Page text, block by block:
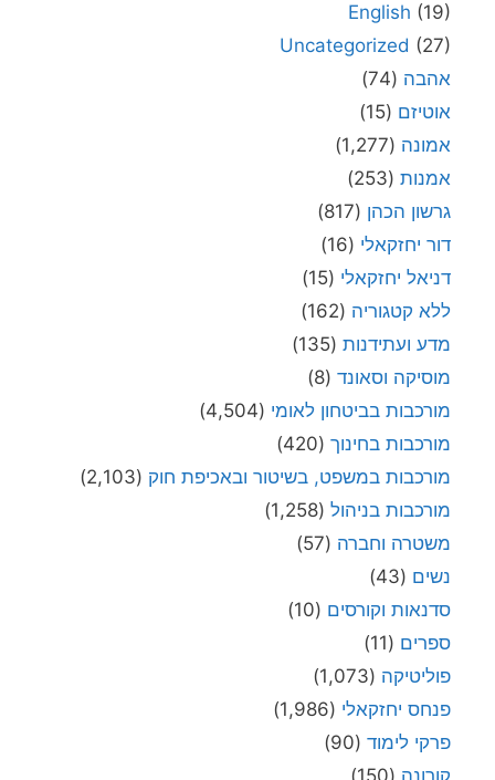
English (19)
Uncategorized (27)
אהבה (74)
אוטיזם (15)
אמונה (1,277)
אמנות (253)
גרשון הכהן (817)
דור יחזקאלי (16)
דניאל יחזקאלי (15)
ללא קטגוריה (162)
מדע ועתידנות (135)
מוסיקה וסאונד (8)
מורכבות בביטחון לאומי (4,504)
מורכבות בחינוך (420)
מורכבות במשפט, בשיטור ובאכיפת חוק (2,103)
מורכבות בניהול (1,258)
משטרה וחברה (57)
נשים (43)
סדנאות וקורסים (10)
ספרים (11)
פוליטיקה (1,073)
פנחס יחזקאלי (1,986)
פרקי לימוד (90)